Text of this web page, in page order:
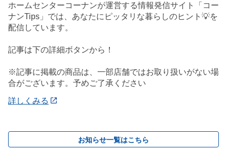
ホームセンターコーナンが運営する情報発信サイト「コー
ナンTips」では、あなたにピッタリな暮らしのヒント💡を
配信しています。
記事は下の詳細ボタンから！
※記事に掲載の商品は、一部店舗ではお取り扱いがない場
合がございます。予めご了承ください
詳しくみる
お知らせ一覧はこちら